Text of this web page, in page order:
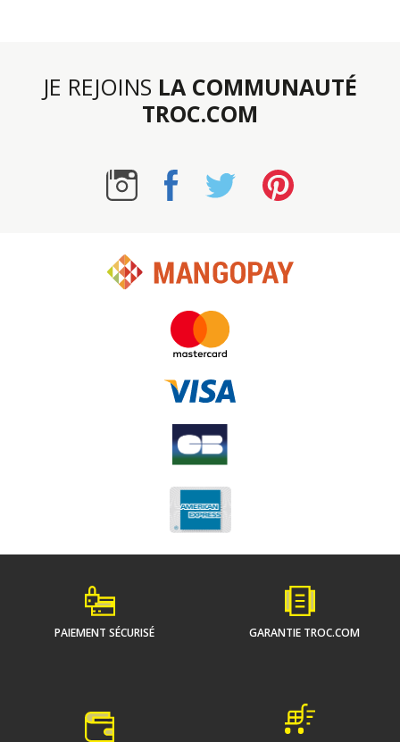
JE REJOINS LA COMMUNAUTÉ
TROC.COM
PAIEMENT SÉCURISÉ GARANTIE TROC.COM